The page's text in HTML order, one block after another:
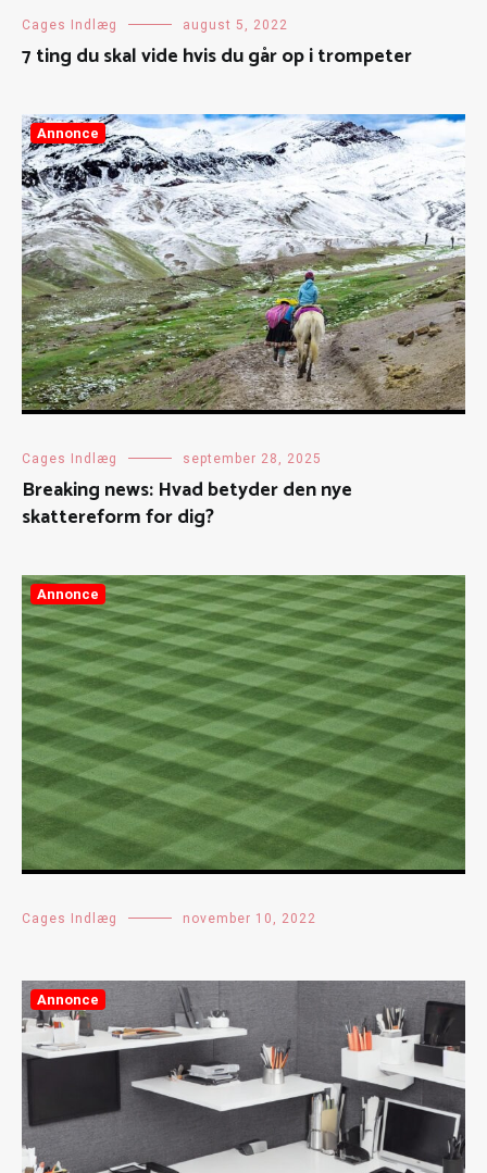
Cages Indlæg august 5, 2022
7 ting du skal vide hvis du går op i trompeter
Annonce
Cages Indlæg september 28, 2025
Breaking news: Hvad betyder den nye
skattereform for dig?
Annonce
Cages Indlæg november 10, 2022
Annonce